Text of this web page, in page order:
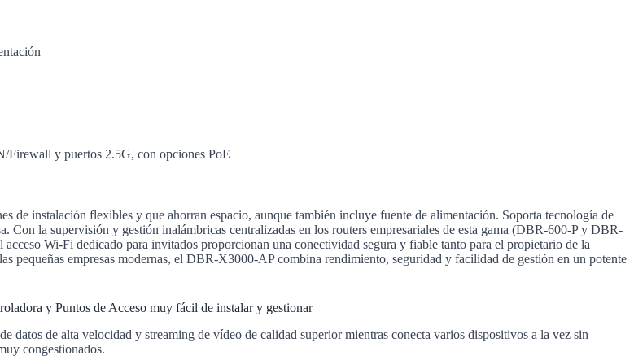
Firewall y puertos 2.5G, con opciones PoE
instalación flexibles y que ahorran espacio, aunque también incluye fuente de alimentación. Soporta tecnología de
Con la supervisión y gestión inalámbricas centralizadas en los routers empresariales de esta gama (DBR-600-P y DBR-
Wi-Fi dedicado para invitados proporcionan una conectividad segura y fiable tanto para el propietario de la
pequeñas empresas modernas, el DBR-X3000-AP combina rendimiento, seguridad y facilidad de gestión en un potente
y Puntos de Acceso muy fácil de instalar y gestionar
de alta velocidad y streaming de vídeo de calidad superior mientras conecta varios dispositivos a la vez sin
congestionados.